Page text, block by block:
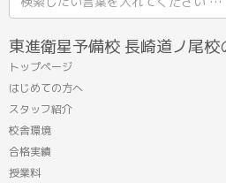
索
結
東進衛星予備校 長崎道ノ尾校
トップページ
はじめての方へ
スタッフ紹介
校舎環境
合格実績
授業料